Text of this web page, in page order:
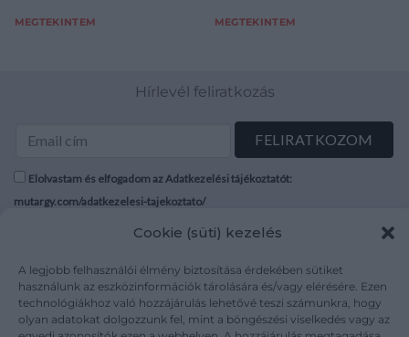
Cookie (süti) kezelés
A legjobb felhasználói élmény biztosítása érdekében sütiket
használunk az eszközinformációk tárolására és/vagy elérésére. Ezen
technológiákhoz való hozzájárulás lehetővé teszi számunkra, hogy
olyan adatokat dolgozzunk fel, mint a böngészési viselkedés vagy az
MEGTEKINTEM MEGTEKINTEM
Hírlevél feliratkozás
Elolvastam és elfogadom az Adatkezelési tájékoztatót:
mutargy.com/adatkezelesi-tajekoztato/
Médiaajánlat
Karrier
Kapcsolat
ÁSZF
Adatvédelem
Impresszum